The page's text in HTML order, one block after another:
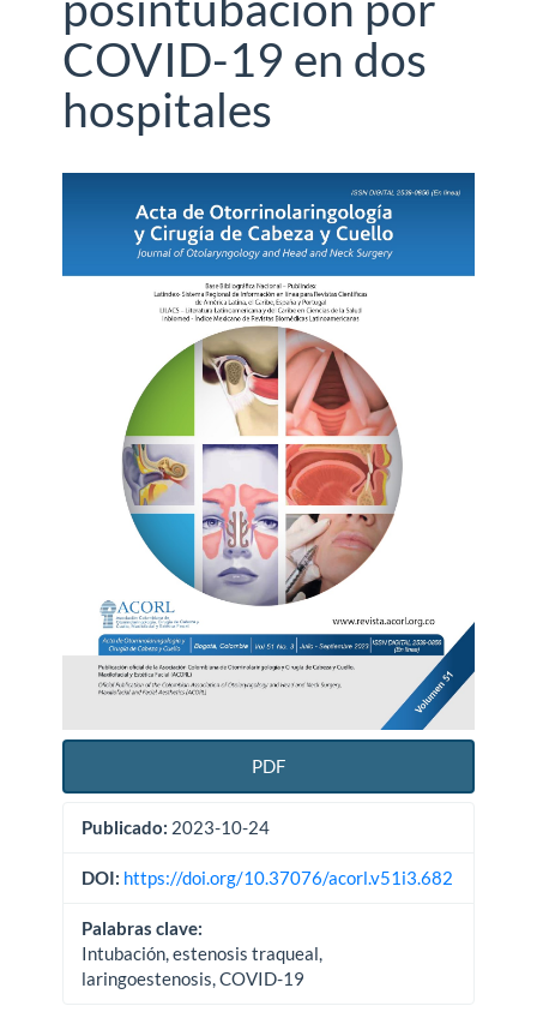
COVID-19 en dos
hospitales
Barra
lateral
del
artículo
PDF
Publicado: 2023-10-24
DOI: https://doi.org/10.37076/acorl.v51i3.682
Palabras clave:
Intubación, estenosis traqueal,
laringoestenosis, COVID-19